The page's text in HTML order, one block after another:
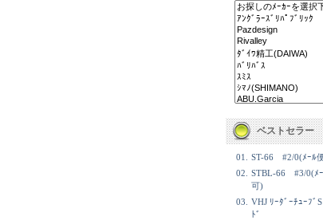
ベストセラー
01.
ST-66 #2/0(ﾒｰﾙ
02.
STBL-66 #3/0(ﾒ
可)
03.
VHJ ﾘｰﾀﾞｰﾁｭｰﾌﾞ
ﾄﾞ